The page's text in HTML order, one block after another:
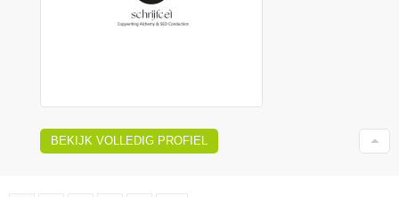
BEKIJK VOLLEDIG PROFIEL